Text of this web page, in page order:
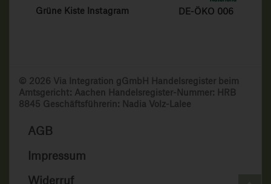
Grüne Kiste Instagram DE-ÖKO 006
© 2026 Via Integration gGmbH Handelsregister beim
Amtsgericht: Aachen Handelsregister-Nummer: HRB
8845 Geschäftsführerin: Nadia Volz-Lalee
AGB
Impressum
Widerruf